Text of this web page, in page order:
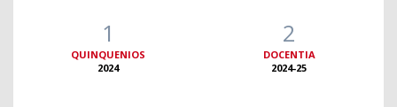
1
QUINQUENIOS
2024
2
DOCENTIA
2024-25